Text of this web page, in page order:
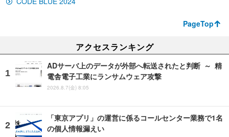
PageTop
アクセスランキング
ADサーバ上のデータが外部へ転送されたと判断 ～ 精
電舎電子工業にランサムウェア攻撃
2026.8.7(金) 8:05
「東京アプリ」の運営に係るコールセンター業務で1名
の個人情報漏えい